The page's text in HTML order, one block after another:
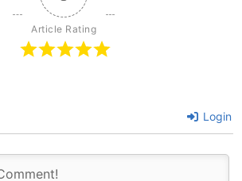
Article Rating
Login